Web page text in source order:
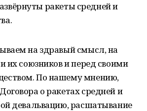
ракеты средней и
на здравый смысл, на
их союзников и перед своими
По нашему мнению,
о ракетах средней и
девальвацию, расшатывание